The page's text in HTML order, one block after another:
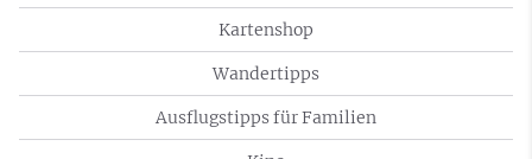
Kartenshop
Wandertipps
Ausflugstipps für Familien